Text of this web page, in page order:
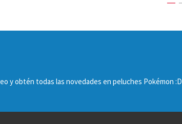
y obtén todas las novedades en peluches Pokémon :D